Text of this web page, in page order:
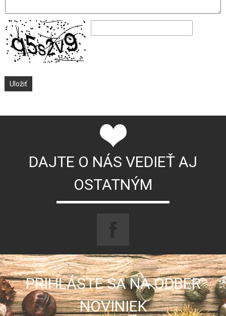
DAJTE O NÁS VEDIEŤ AJ
OSTATNÝM
PRIHLÁSTE SA NA ODBER
NOVINIEK